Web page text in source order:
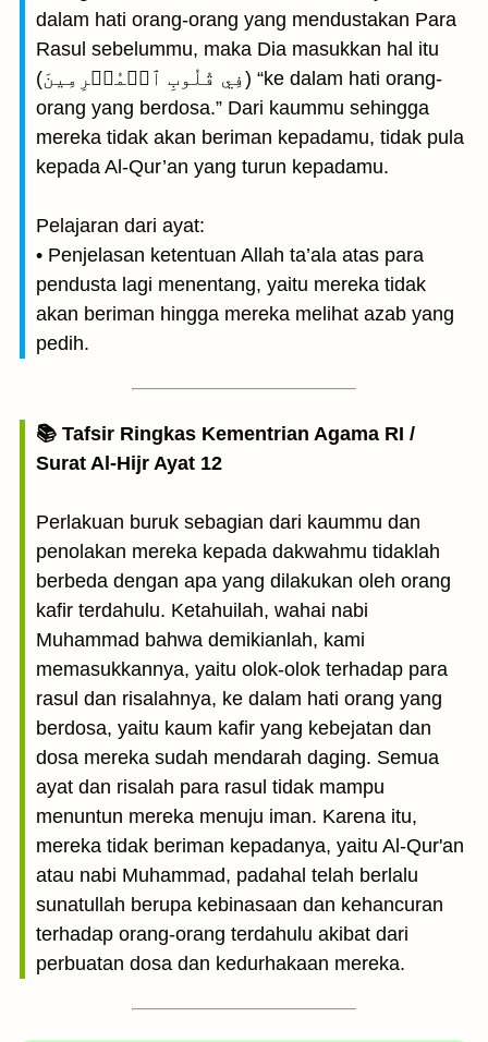
dalam hati orang-orang yang mendustakan Para
Rasul sebelummu, maka Dia masukkan hal itu
(فِي قُلُوبِ ٱلۡمُجۡرِمِينَ) “ke dalam hati orang-
orang yang berdosa.” Dari kaummu sehingga
mereka tidak akan beriman kepadamu, tidak pula
kepada Al-Qur’an yang turun kepadamu.
Pelajaran dari ayat:
• Penjelasan ketentuan Allah ta’ala atas para
pendusta lagi menentang, yaitu mereka tidak
akan beriman hingga mereka melihat azab yang
pedih.
📚 Tafsir Ringkas Kementrian Agama RI /
Surat Al-Hijr Ayat 12
Perlakuan buruk sebagian dari kaummu dan
penolakan mereka kepada dakwahmu tidaklah
berbeda dengan apa yang dilakukan oleh orang
kafir terdahulu. Ketahuilah, wahai nabi
Muhammad bahwa demikianlah, kami
memasukkannya, yaitu olok-olok terhadap para
rasul dan risalahnya, ke dalam hati orang yang
berdosa, yaitu kaum kafir yang kebejatan dan
dosa mereka sudah mendarah daging. Semua
ayat dan risalah para rasul tidak mampu
menuntun mereka menuju iman. Karena itu,
mereka tidak beriman kepadanya, yaitu Al-Qur'an
atau nabi Muhammad, padahal telah berlalu
sunatullah berupa kebinasaan dan kehancuran
terhadap orang-orang terdahulu akibat dari
perbuatan dosa dan kedurhakaan mereka.